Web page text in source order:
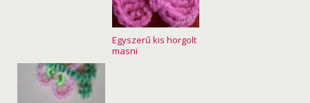
Egyszerű kis horgolt
masni